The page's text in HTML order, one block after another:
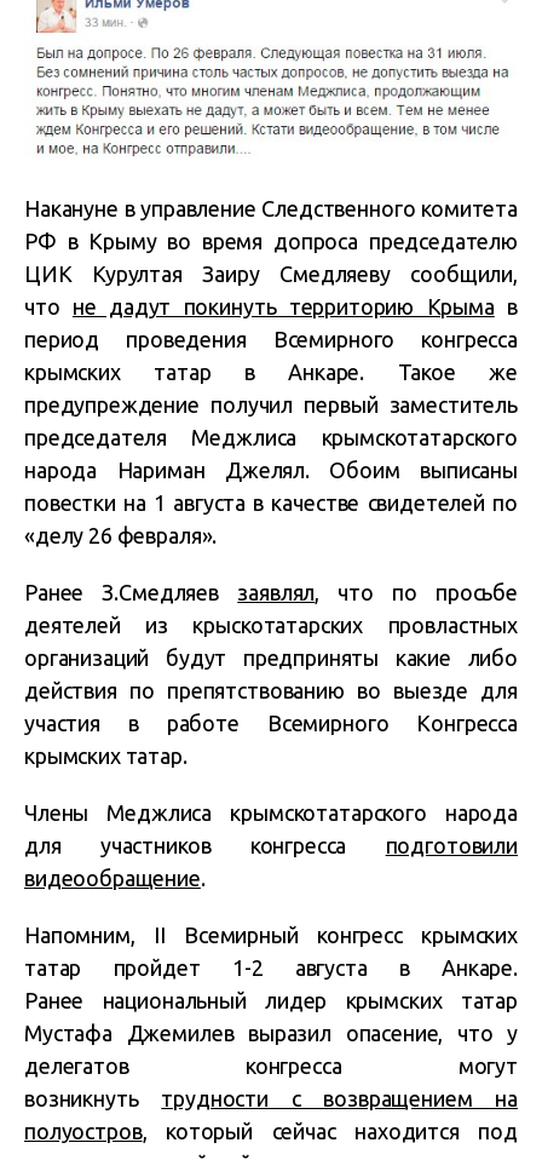
Накануне в управление Следственного комитета
РФ в Крыму во время допроса председателю
ЦИК Курултая Заиру Смедляеву сообщили,
что не дадут покинуть территорию Крыма в
период проведения Всемирного конгресса
крымских татар в Анкаре. Такое же
предупреждение получил первый заместитель
председателя Меджлиса крымскотатарского
народа Нариман Джелял. Обоим выписаны
повестки на 1 августа в качестве свидетелей по
«делу 26 февраля».
Ранее З.Смедляев заявлял, что по просьбе
деятелей из крыскотатарских провластных
организаций будут предприняты какие либо
действия по препятствованию во выезде для
участия в работе Всемирного Конгресса
крымских татар.
Члены Меджлиса крымскотатарского народа
для участников конгресса подготовили
видеообращение.
Напомним, II Всемирный конгресс крымских
татар пройдет 1-2 августа в Анкаре.
Ранее национальный лидер крымских татар
Мустафа Джемилев выразил опасение, что у
делегатов конгресса могут
возникнуть трудности с возвращением на
полуостров, который сейчас находится под